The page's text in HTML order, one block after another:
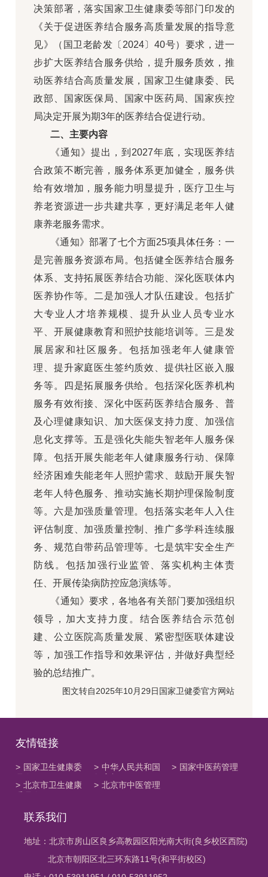
决策部署，落实国家卫生健康委等部门印发的
《关于促进医养结合服务高质量发展的指导意
见》（国卫老龄发〔2024〕40号）要求，进一
步扩大医养结合服务供给，提升服务质效，推
动医养结合高质量发展，国家卫生健康委、民
政部、国家医保局、国家中医药局、国家疾控
局决定开展为期3年的医养结合促进行动。
二、主要内容
《通知》提出，到2027年底，实现医养结
合政策不断完善，服务体系更加健全，服务供
给有效增加，服务能力明显提升，医疗卫生与
养老资源进一步共建共享，更好满足老年人健
康养老服务需求。
《通知》部署了七个方面25项具体任务：一
是完善服务资源布局。包括健全医养结合服务
体系、支持拓展医养结合功能、深化医联体内
医养协作等。二是加强人才队伍建设。包括扩
大专业人才培养规模、提升从业人员专业水
平、开展健康教育和照护技能培训等。三是发
展居家和社区服务。包括加强老年人健康管
理、提升家庭医生签约质效、提供社区嵌入服
务等。四是拓展服务供给。包括深化医养机构
服务有效衔接、深化中医药医养结合服务、普
及心理健康知识、加大医保支持力度、加强信
息化支撑等。五是强化失能失智老年人服务保
障。包括开展失能老年人健康服务行动、保障
经济困难失能老年人照护需求、鼓励开展失智
老年人特色服务、推动实施长期护理保险制度
等。六是加强质量管理。包括落实老年人入住
评估制度、加强质量控制、推广多学科连续服
务、规范自带药品管理等。七是筑牢安全生产
防线。包括加强行业监管、落实机构主体责
任、开展传染病防控应急演练等。
《通知》要求，各地各有关部门要加强组织
领导，加大支持力度。结合医养结合示范创
建、公立医院高质量发展、紧密型医联体建设
等，加强工作指导和效果评估，并做好典型经
验的总结推广。
图文转自2025年10月29日国家卫健委官方网站
友情链接
> 国家卫生健康委
> 中华人民共和国
> 国家中医药管理
> 北京市卫生健康
> 北京市中医管理
联系我们
地址：北京市房山区良乡高教园区阳光南大街(良乡校区西院)
北京市朝阳区北三环东路11号(和平街校区)